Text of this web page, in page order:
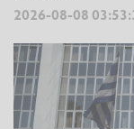
2026-08-08